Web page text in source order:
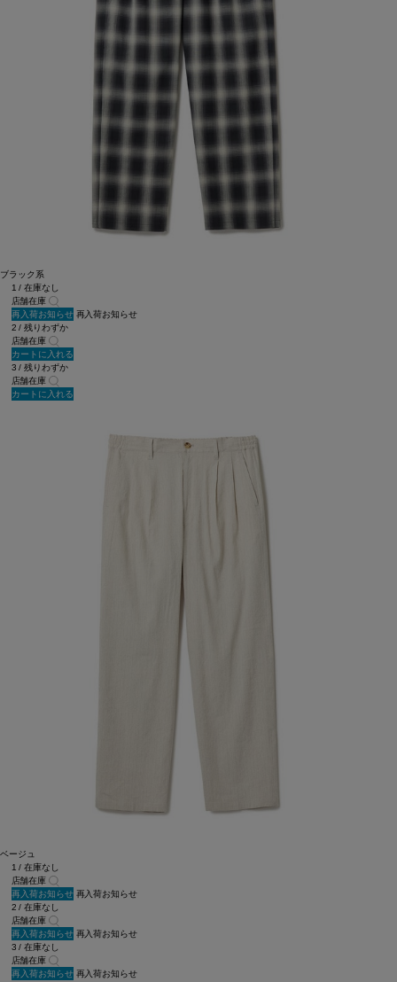
ブラック系
1 / 在庫なし
店舗在庫
再入荷お知らせ 再入荷お知らせ
2 / 残りわずか
店舗在庫
カートに入れる
3 / 残りわずか
店舗在庫
カートに入れる
ベージュ
1 / 在庫なし
店舗在庫
再入荷お知らせ 再入荷お知らせ
2 / 在庫なし
店舗在庫
再入荷お知らせ 再入荷お知らせ
3 / 在庫なし
店舗在庫
再入荷お知らせ 再入荷お知らせ